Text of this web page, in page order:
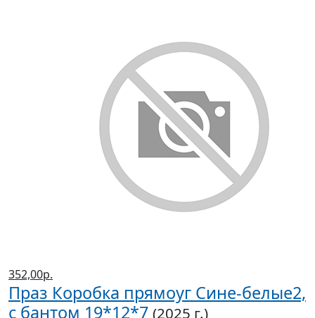
352,00р.
Праз Коробка прямоуг Сине-белые2,
с бантом 19*12*7 (2025 г.)